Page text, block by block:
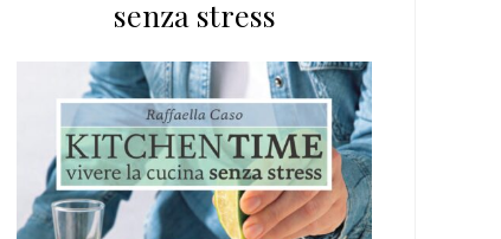
senza stress